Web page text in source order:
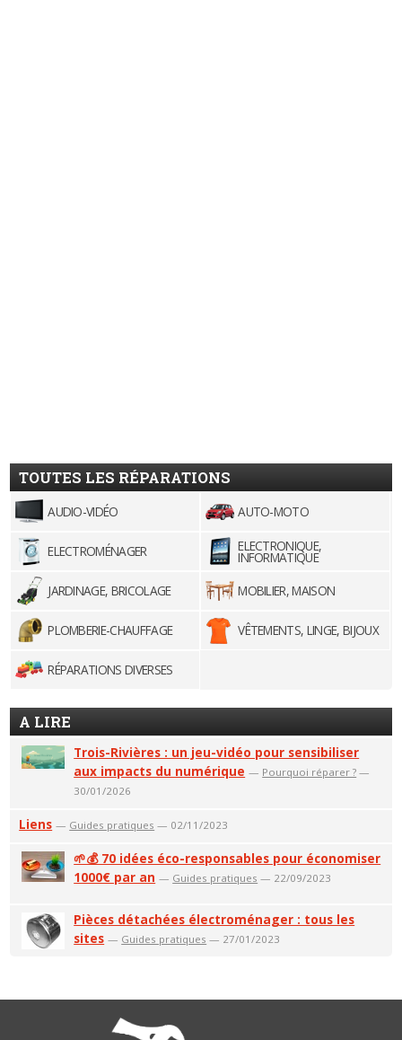
TOUTES LES RÉPARATIONS
AUDIO-VIDÉO AUTO-MOTO
ELECTROMÉNAGER ELECTRONIQUE,
INFORMATIQUE
JARDINAGE, BRICOLAGE
MOBILIER, MAISON
PLOMBERIE-CHAUFFAGE VÊTEMENTS, LINGE, BIJOUX
RÉPARATIONS DIVERSES
A LIRE
Trois-Rivières : un jeu-vidéo pour sensibiliser
aux impacts du numérique — Pourquoi réparer ? —
30/01/2026
Liens — Guides pratiques — 02/11/2023
🌱💰 70 idées éco-responsables pour économiser
1000€ par an — Guides pratiques — 22/09/2023
Pièces détachées électroménager : tous les
sites — Guides pratiques — 27/01/2023